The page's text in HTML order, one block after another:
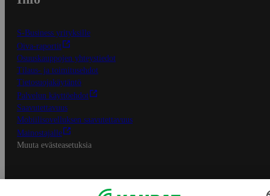
S-Business yrityksille
Oiva-raportit
Osuuskauppojen yhteystiedot
Tilaus- ja toimitusehdot
Tietosuojakäytäntö
Palvelun käyttöehdot
Saavutettavuus
Mobiilisovelluksen saavutettavuus
Mainostajalle
Muuta evästeasetuksia
S-ryhmän palvelut